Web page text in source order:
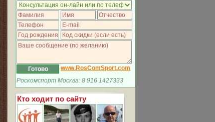
www.RosComSport.com
Роскомспорт Москва: 8 916 1427333
Кто ходит по сайту